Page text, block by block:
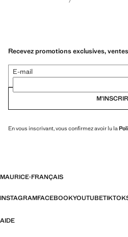
Recevez promotions exclusives,
E-mail
En vous inscrivant, vous confirmez avoir lu la
MAURICE·FRANÇAIS
INSTAGRAMFACEBOOKYOUTUBETIKTOK
AIDE